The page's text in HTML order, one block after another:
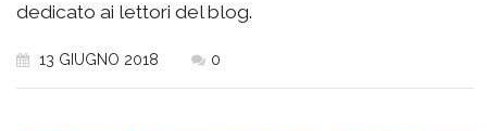
dedicato ai lettori del blog.
13 GIUGNO 2018 0